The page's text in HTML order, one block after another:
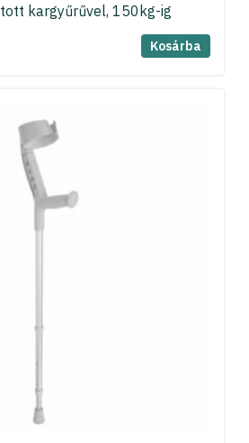
kargyűrűvel, 150kg-ig
Kosárba